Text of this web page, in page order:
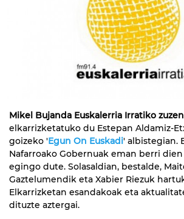
Mikel Bujanda Euskalerria Irratiko
elkarrizketatuko du Estepan Aldamiz-
goizeko 'Egun On Euskadi' albistegian.
Nafarroako Gobernuak eman berri
egingo dute. Solasaldian, bestalde,
Gaztelumendik eta Xabier Riezuk
Elkarrizketan esandakoak eta
dituzte aztergai.